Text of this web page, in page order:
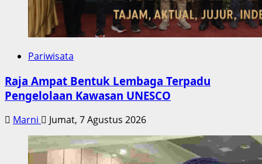
Pariwisata
Raja Ampat Bentuk Lembaga Terpadu
Pengelolaan Kawasan UNESCO
Marni Jumat, 7 Agustus 2026